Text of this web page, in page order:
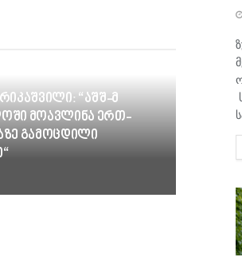
“აშშ-მ
მოავლინა ერთ-
გამოცდილი